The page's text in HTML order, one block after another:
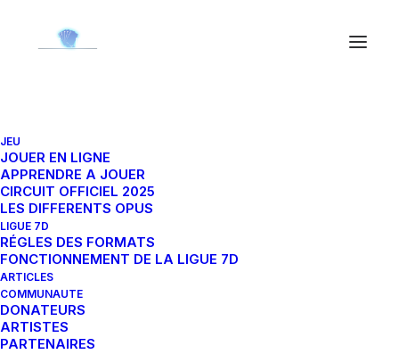
JEU
JOUER EN LIGNE
APPRENDRE A JOUER
CIRCUIT OFFICIEL 2025
LES DIFFERENTS OPUS
LIGUE 7D
RÉGLES DES FORMATS
FONCTIONNEMENT DE LA LIGUE 7D
ARTICLES
COMMUNAUTE
DONATEURS
ARTISTES
PARTENAIRES
Pampa 4-058C
14 juin 2024 | ByOrion